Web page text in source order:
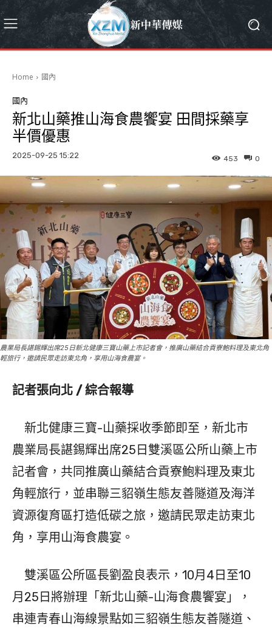
Home 國內
國內
新北山藥推山海食農饗宴 田間採藥享
半價優惠
2025-09-25 15:22 0
453
農業局長諶錫輝出席25日新北健康三寶山藥上市記者會，推廣山藥結合貢寮鮑料理及東北角
輕旅行，邀請民眾走訪東北角，享用山海食農宴。
記者張向北 / 綜合報導
新北健康三寶-山藥採收季節即至，新北市
農業局長諶錫輝出席25日雙溪區公所山藥上市
記者會，共同推廣山藥結合貢寮鮑料理及東北
角輕旅行，並串聯三貂嶺生態友善隧道及海洋
資源復育區打造低碳之旅，邀請民眾走訪東北
角，享用山海食農宴。
雙溪區公所區長劉盈良表示，10月4日至10
月25日將辦理「新北山藥-山海食農饗宴」，
串連青春山海線景點如三貂嶺生態友善隧道、